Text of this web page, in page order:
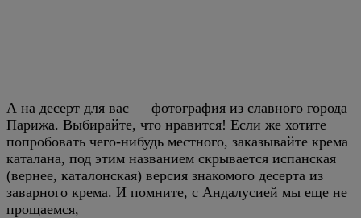
А на десерт для вас — фотография из славного города
Парижа. Выбирайте, что нравится! Если же хотите
попробовать чего-нибудь местного, заказывайте крема
каталана, под этим названием скрывается испанская
(вернее, каталонская) версия знакомого десерта из
заварного крема. И помните, с Андалусией мы еще не
прощаемся,